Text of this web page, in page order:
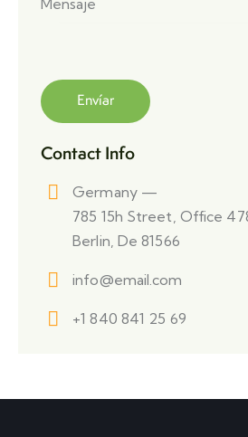
Contact Info
Germany —
785 15h Street, Office
Berlin, De 81566
info@email.com
+1 840 841 25 69